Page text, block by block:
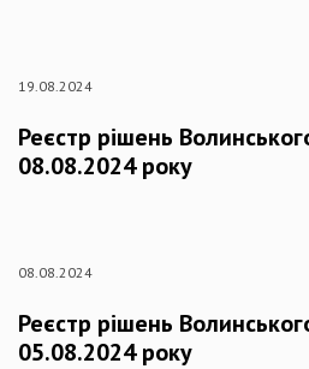
19.08.2024
Реєстр рішень
08.08.2024 року
08.08.2024
Реєстр рішень
05.08.2024 року